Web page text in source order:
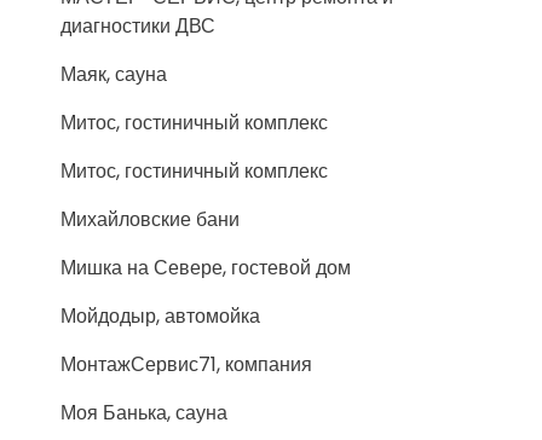
диагностики ДВС
Маяк, сауна
Митос, гостиничный комплекс
Митос, гостиничный комплекс
Михайловские бани
Мишка на Севере, гостевой дом
Мойдодыр, автомойка
МонтажСервис71, компания
Моя Банька, сауна